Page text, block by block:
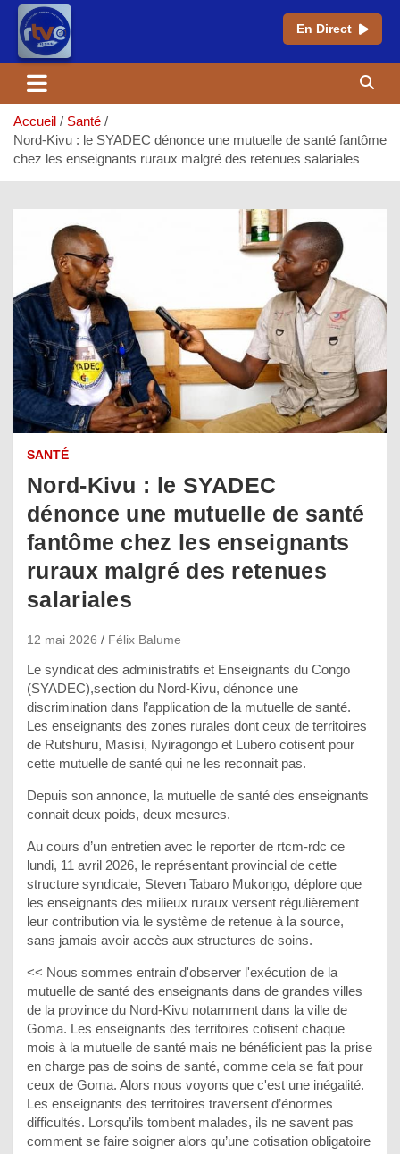
En Direct
contenu
Accueil
Santé
Nord-Kivu : le SYADEC dénonce une mutuelle de santé fantôme
chez les enseignants ruraux malgré des retenues salariales
SANTÉ
Nord-Kivu : le SYADEC
dénonce une mutuelle de santé
fantôme chez les enseignants
ruraux malgré des retenues
salariales
12 mai 2026 Félix Balume
Le syndicat des administratifs et Enseignants du Congo
(SYADEC),section du Nord-Kivu, dénonce une
discrimination dans l’application de la mutuelle de santé.
Les enseignants des zones rurales dont ceux de territoires
de Rutshuru, Masisi, Nyiragongo et Lubero cotisent pour
cette mutuelle de santé qui ne les reconnait pas.
Depuis son annonce, la mutuelle de santé des enseignants
connait deux poids, deux mesures.
Au cours d’un entretien avec le reporter de rtcm-rdc ce
lundi, 11 avril 2026, le représentant provincial de cette
structure syndicale, Steven Tabaro Mukongo, déplore que
les enseignants des milieux ruraux versent régulièrement
leur contribution via le système de retenue à la source,
sans jamais avoir accès aux structures de soins.
<< Nous sommes entrain d'observer l'exécution de la
mutuelle de santé des enseignants dans de grandes villes
de la province du Nord-Kivu notamment dans la ville de
Goma. Les enseignants des territoires cotisent chaque
mois à la mutuelle de santé mais ne bénéficient pas la prise
en charge pas de soins de santé, comme cela se fait pour
ceux de Goma. Alors nous voyons que c'est une inégalité.
Les enseignants des territoires traversent d’énormes
difficultés. Lorsqu’ils tombent malades, ils ne savent pas
comment se faire soigner alors qu’une cotisation obligatoire